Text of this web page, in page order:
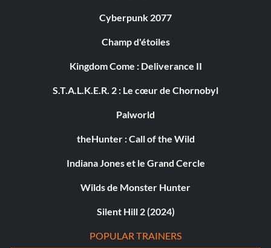
Cyberpunk 2077
Champ d'étoiles
Kingdom Come : Deliverance II
S.T.A.L.K.E.R. 2 : Le cœur de Chornobyl
Palworld
theHunter : Call of the Wild
Indiana Jones et le Grand Cercle
Wilds de Monster Hunter
Silent Hill 2 (2024)
POPULAR TRAINERS